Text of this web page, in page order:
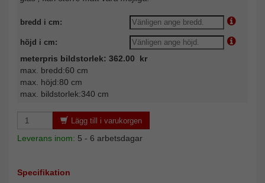
bredd i cm:
höjd i cm:
meterpris bildstorlek: 362.00 kr
max. bredd:60 cm
max. höjd:80 cm
max. bildstorlek:340 cm
Lägg till i varukorgen
Leverans inom: 5 - 6 arbetsdagar
Specifikation